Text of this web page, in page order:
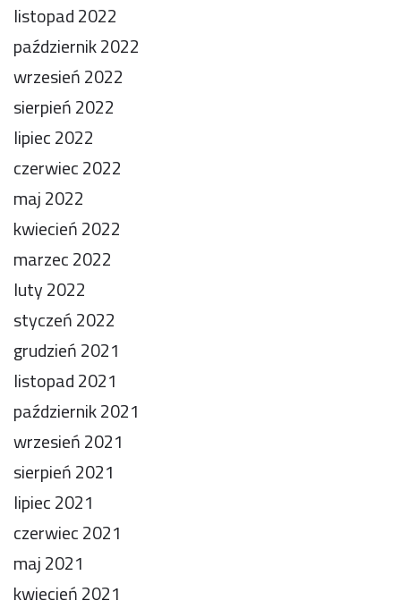
listopad 2022
październik 2022
wrzesień 2022
sierpień 2022
lipiec 2022
czerwiec 2022
maj 2022
kwiecień 2022
marzec 2022
luty 2022
styczeń 2022
grudzień 2021
listopad 2021
październik 2021
wrzesień 2021
sierpień 2021
lipiec 2021
czerwiec 2021
maj 2021
kwiecień 2021